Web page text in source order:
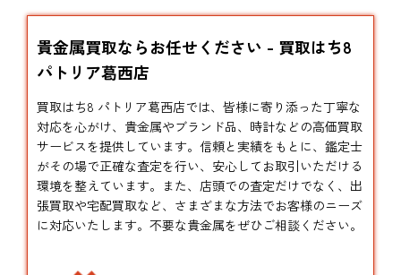
貴金属買取ならお任せください - 買取はち8
パトリア葛西店
買取はち8 パトリア葛西店では、皆様に寄り添った丁寧な
対応を心がけ、貴金属やブランド品、時計などの高価買取
サービスを提供しています。信頼と実績をもとに、鑑定士
がその場で正確な査定を行い、安心してお取引いただける
環境を整えています。また、店頭での査定だけでなく、出
張買取や宅配買取など、さまざまな方法でお客様のニーズ
に対応いたします。不要な貴金属をぜひご相談ください。